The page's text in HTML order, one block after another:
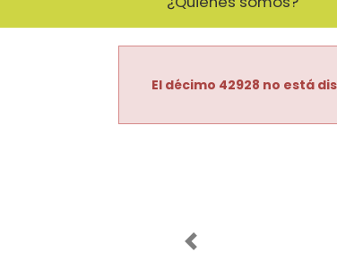
El décimo 42928 no está
Imagen anterior